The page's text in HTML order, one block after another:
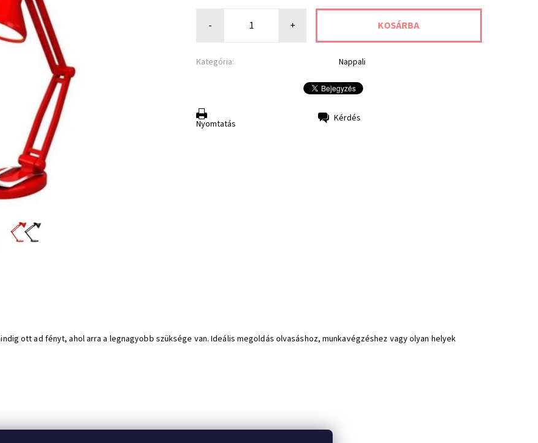
- +
Kategória: Nappali
Nyomtatás Kérdés
ott ad fényt, ahol arra a legnagyobb szüksége van. Ideális megoldás olvasáshoz, munkavégzéshez vagy olyan helyek